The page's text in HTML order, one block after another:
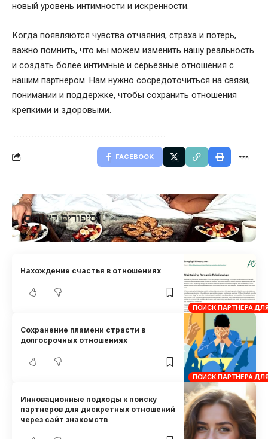
новый уровень интимности и искренности.
Когда появляются чувства отчаяния, страха и потерь,
важно помнить, что мы можем изменить нашу реальность
и создать более интимные и серьёзные отношения с
нашим партнёром. Нам нужно сосредоточиться на связи,
понимании и поддержке, чтобы сохранить отношения
крепкими и здоровыми.
FACEBOOK
סיפורים קשורים
ПОИСК ПАРТНЕРА
Нахождение счастья в отношениях
ПОИСК ПАРТНЕРА
Сохранение пламени страсти в
долгосрочных отношениях
Инновационные подходы к поиску
партнеров для дискретных отношений
через сайт знакомств